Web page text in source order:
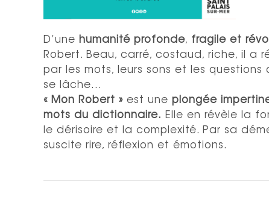
D’une humanité profonde, fragile et
Robert. Beau, carré, costaud, riche, il a
par les mots, leurs sons et les questions
se lâche…
« Mon Robert » est une plongée
mots du dictionnaire. Elle en révèle la
le dérisoire et la complexité. Par sa
suscite rire, réflexion et émotions.